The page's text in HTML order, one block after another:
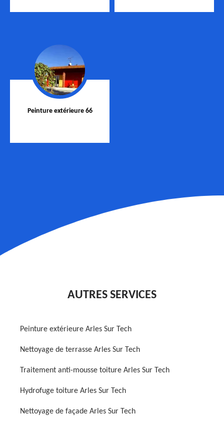
Peinture extérieure 66
AUTRES SERVICES
Peinture extérieure Arles Sur Tech
Nettoyage de terrasse Arles Sur Tech
Traitement anti-mousse toiture Arles Sur Tech
Hydrofuge toiture Arles Sur Tech
Nettoyage de façade Arles Sur Tech